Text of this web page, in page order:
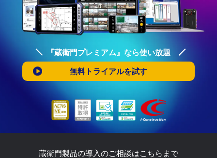
『蔵衛門プレミアム』なら使い放題
無料トライアルを試す
蔵衛門製品の導入のご相談はこちらまで